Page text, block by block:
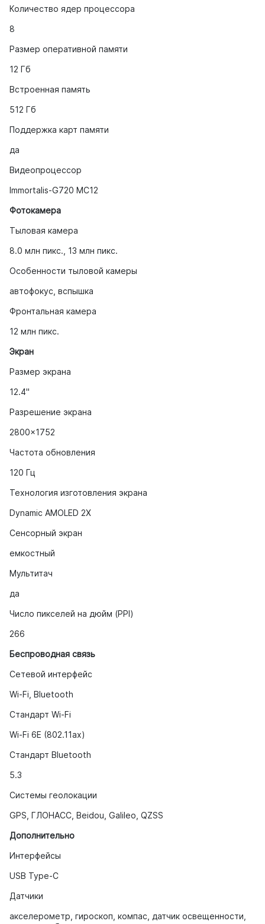
Количество ядер процессора
8
Размер оперативной памяти
12 Гб
Встроенная память
512 Гб
Поддержка карт памяти
да
Видеопроцессор
Immortalis-G720 MC12
Фотокамера
Тыловая камера
8.0 млн пикс., 13 млн пикс.
Особенности тыловой камеры
автофокус, вспышка
Фронтальная камера
12 млн пикс.
Экран
Размер экрана
12.4"
Разрешение экрана
2800x1752
Частота обновления
120 Гц
Технология изготовления экрана
Dynamic AMOLED 2X
Сенсорный экран
емкостный
Мультитач
да
Число пикселей на дюйм (PPI)
266
Беспроводная связь
Сетевой интерфейс
Wi-Fi, Bluetooth
Стандарт Wi-Fi
Wi-Fi 6E (802.11ax)
Стандарт Bluetooth
5.3
Системы геолокации
GPS, ГЛОНАСС, Beidou, Galileo, QZSS
Дополнительно
Интерфейсы
USB Type-C
Датчики
акселерометр, гироскоп, компас, датчик освещенности,